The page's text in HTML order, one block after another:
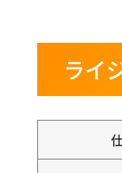
ライ